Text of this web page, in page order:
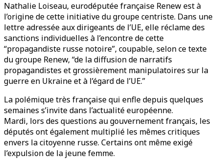
Nathalie Loiseau, eurodéputée française Renew est à
l’origine de cette initiative du groupe centriste. Dans une
lettre adressée aux dirigeants de l’UE, elle réclame des
sanctions individuelles à l’encontre de cette
“propagandiste russe notoire”, coupable, selon ce texte
du groupe Renew, “de la diffusion de narratifs
propagandistes et grossièrement manipulatoires sur la
guerre en Ukraine et à l’égard de l’UE.”
La polémique très française qui enfle depuis quelques
semaines s’invite dans l’actualité européenne.
Mardi, lors des questions au gouvernement français, les
députés ont également multiplié les mêmes critiques
envers la citoyenne russe. Certains ont même exigé
l’expulsion de la jeune femme.